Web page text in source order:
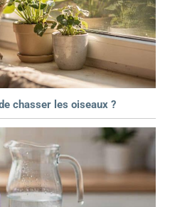
chasser les oiseaux ?